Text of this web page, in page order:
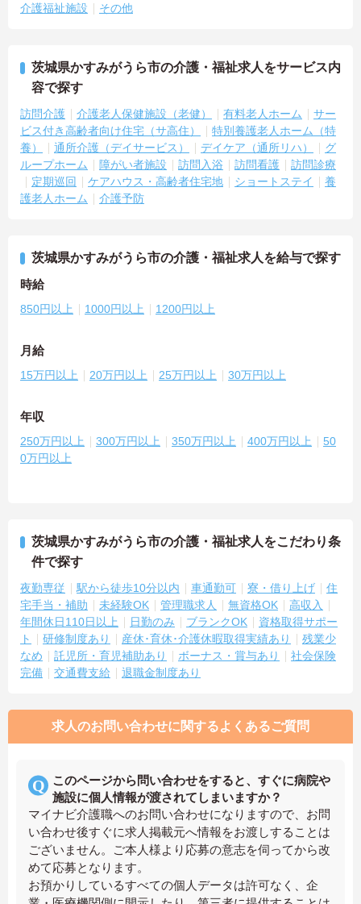
介護福祉施設 その他
茨城県かすみがうら市の介護・福祉求人をサービス内
容で探す
訪問介護 介護老人保健施設（老健） 有料老人ホーム
サー
ビス付き高齢者向け住宅（サ高住）
特別養護老人ホーム（特
養）
通所介護（デイサービス） デイケア（通所リハ）
グ
ループホーム
障がい者施設 訪問入浴 訪問看護
訪問診療
定期巡回
ケアハウス・高齢者住宅地 ショートステイ
養
護老人ホーム
介護予防
茨城県かすみがうら市の介護・福祉求人を給与で探す
時給
850円以上 1000円以上 1200円以上
月給
15万円以上 20万円以上 25万円以上 30万円以上
年収
250万円以上 300万円以上 350万円以上 400万円以上
50
0万円以上
茨城県かすみがうら市の介護・福祉求人をこだわり条
件で探す
夜勤専従 駅から徒歩10分以内 車通勤可 寮・借り上げ
住
宅手当・補助
未経験OK 管理職求人 無資格OK
高収入
年間休日110日以上
日勤のみ ブランクOK
資格取得サポー
ト
研修制度あり 産休･育休･介護休暇取得実績あり
残業少
なめ
託児所・育児補助あり ボーナス・賞与あり
社会保険
完備
交通費支給 退職金制度あり
求人のお問い合わせに関するよくあるご質問
このページから問い合わせをすると、すぐに病院や
施設に個人情報が渡されてしまいますか？
マイナビ介護職へのお問い合わせになりますので、お問
い合わせ後すぐに求人掲載元へ情報をお渡しすることは
ございません。ご本人様より応募の意志を伺ってから改
めて応募となります。
お預かりしているすべての個人データは許可なく、企